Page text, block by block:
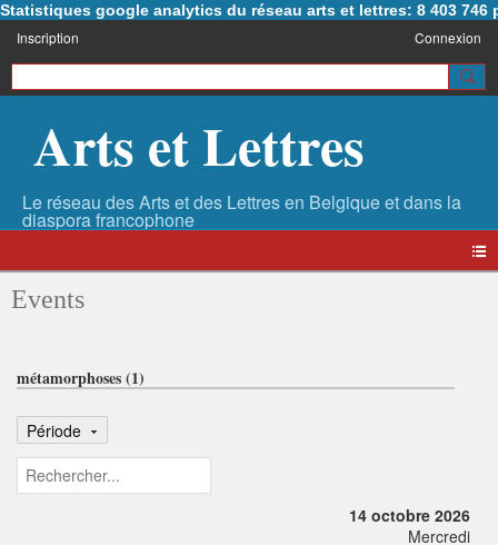
Statistiques google analytics du réseau arts et lettres: 8 403 746
Inscription Connexion
Arts et Lettres
Events
métamorphoses (1)
Période
14 octobre 2026
Mercredi